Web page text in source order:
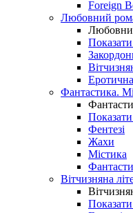
Foreign
Любовний
Показати
Еротична
Фантастика.
Показати
Фентезі
Жахи
Містика
Вітчизняна
Показати